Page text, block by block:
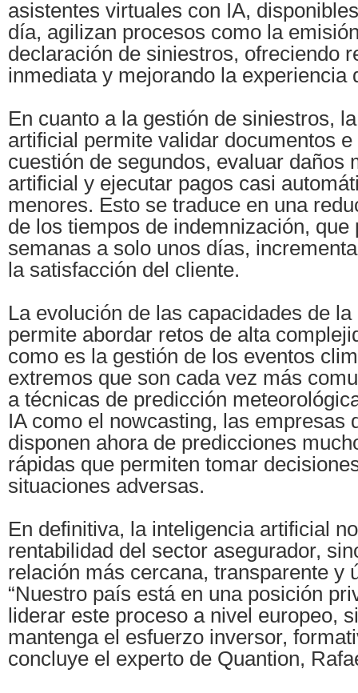
asistentes virtuales con IA,
día, agilizan procesos como la
declaración de siniestros, ofreciendo
inmediata y mejorando la experiencia
En cuanto a la gestión de siniestros,
artificial permite validar documentos
cuestión de segundos, evaluar daños
artificial y ejecutar pagos casi
menores. Esto se traduce en una
de los tiempos de indemnización, que
semanas a solo unos días,
la satisfacción del cliente.
La evolución de las capacidades de la
permite abordar retos de alta
como es la gestión de los eventos
extremos que son cada vez más
a técnicas de predicción
IA como el nowcasting, las empresas
disponen ahora de predicciones
rápidas que permiten tomar
situaciones adversas.
En definitiva, la inteligencia artificial
rentabilidad del sector asegurador,
relación más cercana, transparente y
“Nuestro país está en una posición
liderar este proceso a nivel europeo,
mantenga el esfuerzo inversor,
concluye el experto de Quantion,